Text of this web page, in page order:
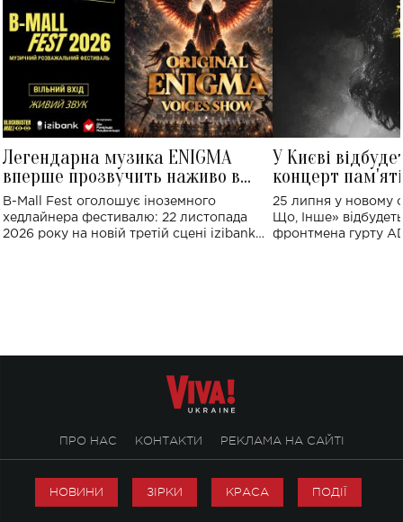
Легендарна музика ENIGMA
вперше прозвучить наживо в
Україні: де відбудеться концерт
B-Mall Fest оголошує іноземного
хедлайнера фестивалю: 22 листопада
2026 року на новій третій сцені izibank
У Києві
концерт
Клименка:
виконають
25 липня у новому
Що, Інше»
фронтмена гурту
ПРО НАС КОНТАКТИ РЕКЛАМА НА САЙТІ
НОВИНИ ЗІРКИ КРАСА ПОДІЇ